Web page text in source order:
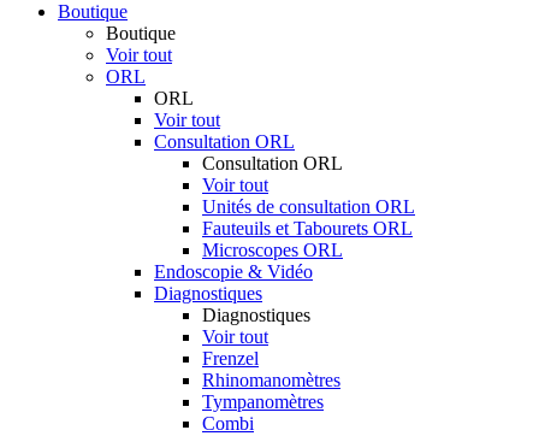
Boutique
Boutique
Voir tout
ORL
ORL
Voir tout
Consultation ORL
Consultation ORL
Voir tout
Unités de consultation ORL
Fauteuils et Tabourets ORL
Microscopes ORL
Endoscopie & Vidéo
Diagnostiques
Diagnostiques
Voir tout
Frenzel
Rhinomanomètres
Tympanomètres
Combi